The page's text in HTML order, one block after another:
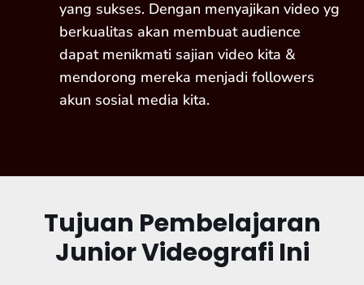
yang sukses. Dengan menyajikan video yg
berkualitas akan membuat audience
dapat menikmati sajian video kita &
mendorong mereka menjadi followers
akun sosial media kita.
Tujuan Pembelajaran
Junior Videografi Ini